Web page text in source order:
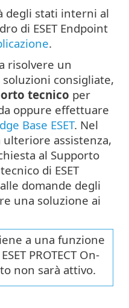
degli stati interni al
di ESET Endpoint
.
risolvere un
consigliate,
tecnico per
oppure effettuare
Base ESET. Nel
ulteriore assistenza,
al Supporto
di ESET
domande degli
una soluzione ai
a una funzione
PROTECT On-
non sarà attivo.